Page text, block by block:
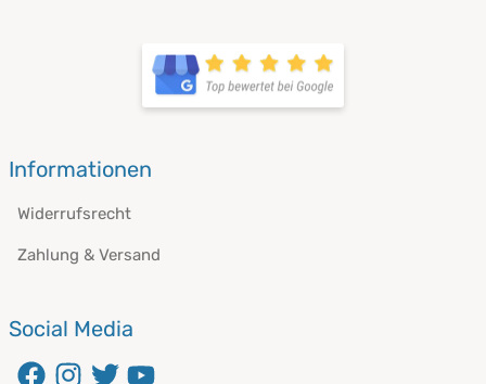
öffnet in neuem Fenster
Informationen
Widerrufsrecht
Zahlung & Versand
Social Media
öffnet in neuem Fenster
öffnet in neuem Fenster
öffnet in neuem Fenster